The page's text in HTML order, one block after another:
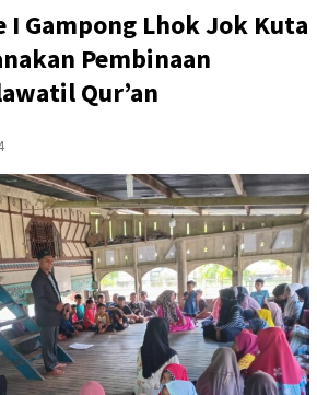
I Gampong Lhok Jok Kuta
Pembinaan
Qur’an